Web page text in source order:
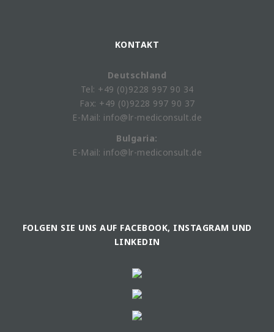
KONTAKT
Deutschland
Tel: +49 (0)9228 997 90 34
Fax: +49 (0)9228 997 90 37
E-Mail: info@lr-mediconsult.de
Bulgaria:
E-Mail: info@lr-mediconsult.de
FOLGEN SIE UNS AUF FACEBOOK, INSTAGRAM UND
LINKEDIN